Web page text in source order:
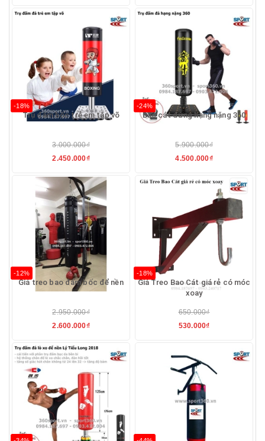
-18%
Trụ đấm bốc trẻ em tập võ
3.000.000₫
2.450.000₫
-24%
Bao cát đứng hạng nặng 360
5.900.000₫
4.500.000₫
-12%
Giá treo bao đấm bốc để nền
2.950.000₫
2.600.000₫
-18%
Giá Treo Bao Cát giá rẻ có móc
xoay
650.000₫
530.000₫